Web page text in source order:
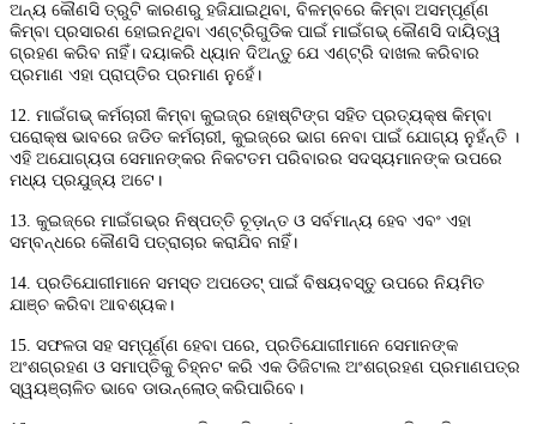
ଅନ୍ୟ କୌଣସି ତ୍ରୁଟି କାରଣରୁ ହଜିଯାଇଥିବା, ବିଳମ୍ବରେ କିମ୍ବା ଅସମ୍ପୂର୍ଣ୍ଣ
କିମ୍ବା ପ୍ରସାରଣ ହୋଇନଥିବା ଏଣ୍ଟ୍ରିଗୁଡିକ ପାଇଁ ମାଇଁଗଭ୍ କୌଣସି ଦାୟିତ୍ୱ
ଗ୍ରହଣ କରିବ ନାହିଁ। ଦୟାକରି ଧ୍ୟାନ ଦିଅନ୍ତୁ ଯେ ଏଣ୍ଟ୍ରି ଦାଖଲ କରିବାର
ପ୍ରମାଣ ଏହା ପ୍ରାପ୍ତିର ପ୍ରମାଣ ନୁହେଁ।
12. ମାଇଁଗଭ୍ କର୍ମଚାରୀ କିମ୍ବା କୁଇଜ୍‌ର ହୋଷ୍ଟିଙ୍ଗ ସହିତ ପ୍ରତ୍ୟକ୍ଷ କିମ୍ବା
ପରୋକ୍ଷ ଭାବରେ ଜଡିତ କର୍ମଚାରୀ, କୁଇଜ୍‌ରେ ଭାଗ ନେବା ପାଇଁ ଯୋଗ୍ୟ ନୁହଁନ୍ତି ।
ଏହି ଅଯୋଗ୍ୟତା ସେମାନଙ୍କର ନିକଟତମ ପରିବାରର ସଦସ୍ୟମାନଙ୍କ ଉପରେ
ମଧ୍ୟ ପ୍ରଯୁଜ୍ୟ ଅଟେ।
13. କୁଇଜ୍‌ରେ ମାଇଁଗଭ୍‌ର ନିଷ୍ପତ୍ତି ଚୂଡ଼ାନ୍ତ ଓ ସର୍ବମାନ୍ୟ ହେବ ଏବଂ ଏହା
ସମ୍ବନ୍ଧରେ କୌଣସି ପତ୍ରାଚାର କରାଯିବ ନାହିଁ।
14. ପ୍ରତିଯୋଗୀମାନେ ସମସ୍ତ ଅପଡେଟ୍ ପାଇଁ ବିଷୟବସ୍ତୁ ଉପରେ ନିୟମିତ
ଯାଞ୍ଚ କରିବା ଆବଶ୍ୟକ।
15. ସଫଳତା ସହ ସମ୍ପୂର୍ଣ୍ଣ ହେବା ପରେ, ପ୍ରତିଯୋଗୀମାନେ ସେମାନଙ୍କ
ଅଂଶଗ୍ରହଣ ଓ ସମାପ୍ତିକୁ ଚିହ୍ନଟ କରି ଏକ ଡିଜିଟାଲ ଅଂଶଗ୍ରହଣ ପ୍ରମାଣପତ୍ର
ସ୍ୱୟଞ୍ଚାଳିତ ଭାବେ ଡାଉନ୍‌ଲୋଡ୍ କରିପାରିବେ।